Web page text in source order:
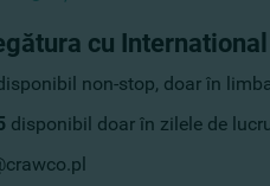
cu International
non-stop, doar în
disponibil doar în zilele de